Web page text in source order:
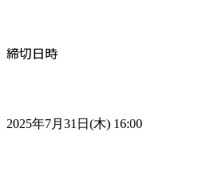
締切日時
2025年7月31日(木) 16:00